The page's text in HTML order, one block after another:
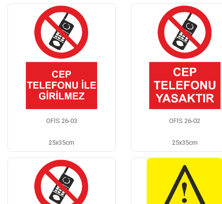
OFİS 26-03
25x35cm
OFİS 26-02
25x35cm